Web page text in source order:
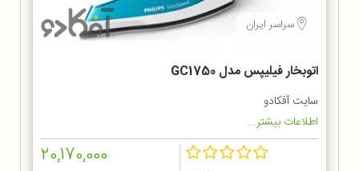
سراسر ایران
اتوبخار فیلیپس مدل GC1750
سایت آفکادو
اطلاعات بیشتر...
20,170,000